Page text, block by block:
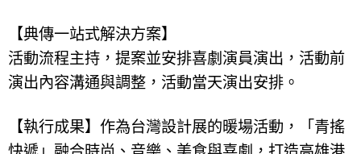
【典傳一站式解決方案】
活動流程主持，提案並安排喜劇演員演出，活動前
演出內容溝通與調整，活動當天演出安排。
【執行成果】作為台灣設計展的暖場活動，「青搖